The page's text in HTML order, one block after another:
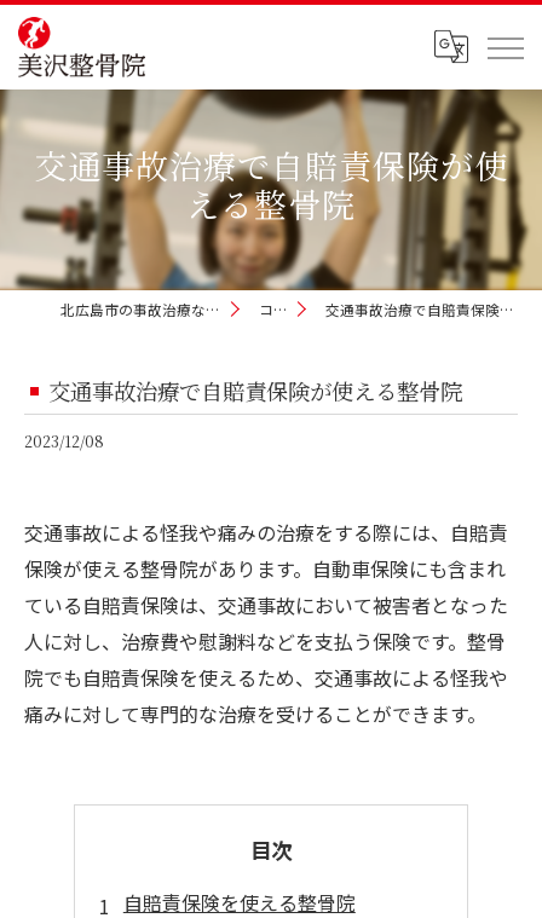
交通事故治療で自賠責保険が使
える整骨院
北広島市の事故治療なら美沢整骨院 コラム 交通事故治療で自賠責保険が使える整骨院
交通事故治療で自賠責保険が使える整骨院
2023/12/08
交通事故による怪我や痛みの治療をする際には、自賠責
保険が使える整骨院があります。自動車保険にも含まれ
ている自賠責保険は、交通事故において被害者となった
人に対し、治療費や慰謝料などを支払う保険です。整骨
院でも自賠責保険を使えるため、交通事故による怪我や
痛みに対して専門的な治療を受けることができます。
目次
自賠責保険を使える整骨院